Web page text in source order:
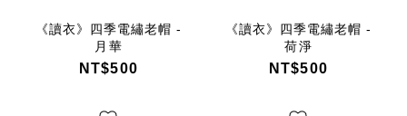
《讀衣》四季電繡老帽 -
月華
NT$500
《讀衣》四季電繡老帽 -
荷淨
NT$500